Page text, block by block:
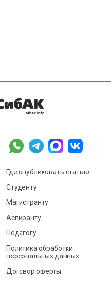
Где опубликовать статью
Студенту
Магистранту
Аспиранту
Педагогу
Политика обработки
персональных данных
Договор оферты